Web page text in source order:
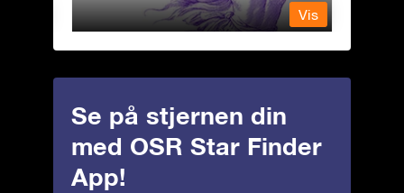
Vis
Se på stjernen din
med OSR Star Finder
App!